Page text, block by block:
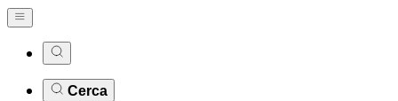
Cerca